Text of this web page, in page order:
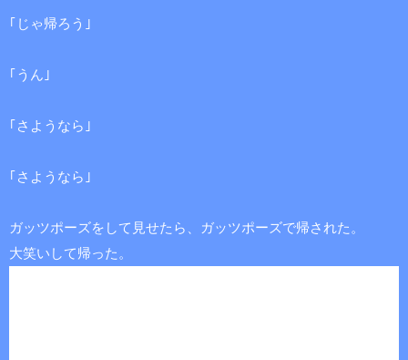
｢じゃ帰ろう｣
｢うん｣
｢さようなら｣
｢さようなら｣
ガッツポーズをして見せたら、ガッツポーズで帰された。
大笑いして帰った。